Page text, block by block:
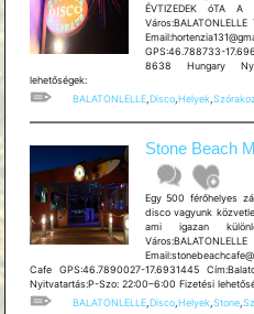
ÉVTIZEDEK óTA A
GPS:46.788733-
8638 Hungary
lehetőségek:
BALATONLELLE, Disco, Helyek,
Stone Beach
Egy 500 férőhelyes
disco vagyunk
ami igazan
Cafe GPS:46.7890027-17.6931445
Nyitvatartás:P-Szo: 22:00–6:00 Fizetési
BALATONLELLE, Disco, Helyek, Stone,